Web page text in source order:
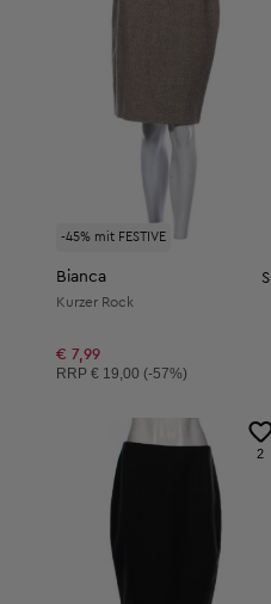
-45% mit FESTIVE
Bianca S
Kurzer Rock
€ 7,99
Unverbindliche Preisempfehlung:
RRP € 19,00 (-57%)
2